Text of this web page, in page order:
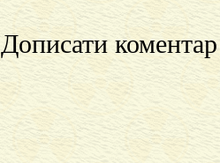
Дописати коментар